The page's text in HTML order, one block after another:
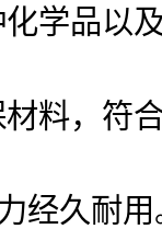
学品以
料，符
经久耐用